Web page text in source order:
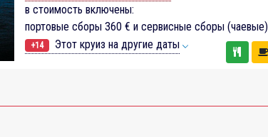
в стоимость включены:
портовые сборы 360 € и сервисные сборы (чаевые)
+14 Этот круиз на другие даты